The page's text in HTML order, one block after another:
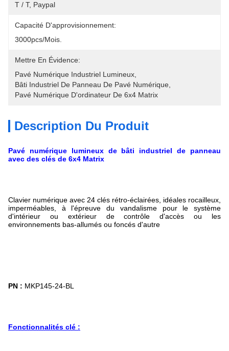
T / T, Paypal
Capacité D'approvisionnement:
3000pcs/mois.
Mettre En Évidence:
Pavé Numérique Industriel Lumineux
Bâti Industriel De Panneau De Pavé Numérique
Pavé Numérique D'ordinateur De 6x4 Matrix
Description Du Produit
Pavé numérique lumineux de bâti industriel de panneau
avec des clés de 6x4 Matrix
Clavier numérique avec 24 clés rétro-éclairées, idéales rocailleux,
imperméables, à l'épreuve du vandalisme pour le système
d'intérieur ou extérieur de contrôle d'accès ou les
environnements bas-allumés ou foncés d'autre
PN : MKP145-24-BL
Fonctionnalités clé :